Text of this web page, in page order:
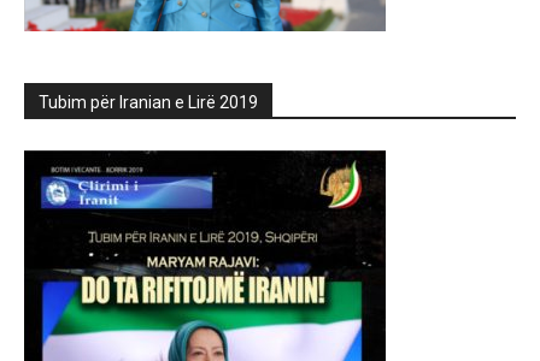
Tubim për Iranian e Lirë 2019